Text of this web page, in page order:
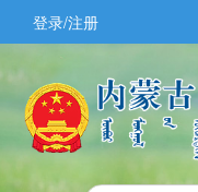
登录/注册